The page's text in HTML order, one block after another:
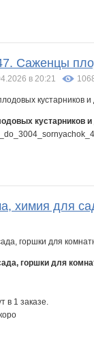
Саженцы
в 20:21
кустарников
химия для
горшки для
в 1 заказе.